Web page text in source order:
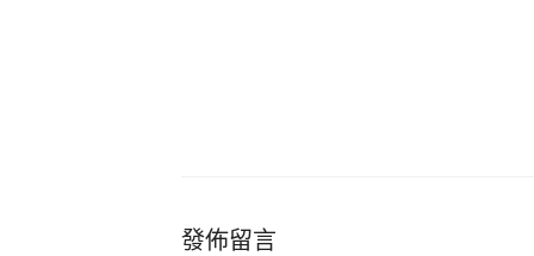
發佈留言